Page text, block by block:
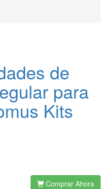
de
para
Kits
Comprar Ahora